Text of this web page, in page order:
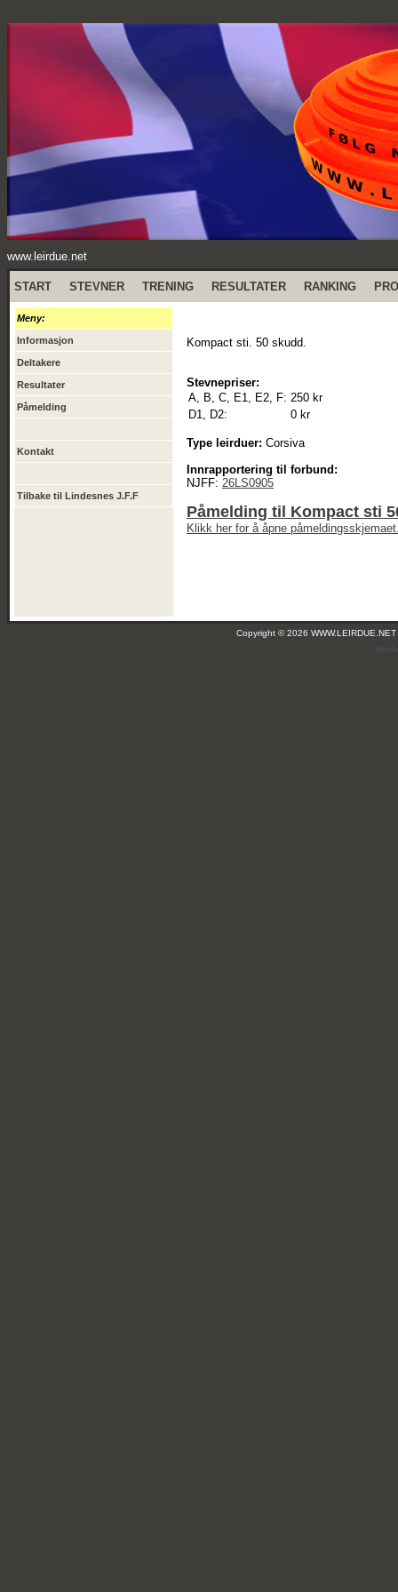
www.leirdue.net
START STEVNER TRENING RESULTATER RANKING
Meny:
Informasjon
Deltakere
Resultater
Påmelding
Kontakt
Tilbake til Lindesnes J.F.F
Kompact sti. 50 skudd.
Stevnepriser:
A, B, C, E1, E2, F: 250 kr
D1, D2:
0 kr
Type leirduer: Corsiva
Innrapportering til forbund:
NJFF: 26LS0905
Påmelding til Kompact sti
Klikk her for å åpne
Copyright © 2026